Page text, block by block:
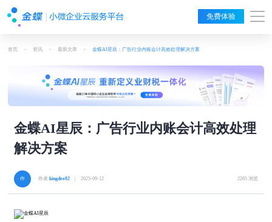
免费体验
首页 > 资讯 > 最新文章 > 金蝶AI星辰：广告行业内账会计高效处理解决方案
金蝶AI星辰：广告行业内账会计高效处理
解决方案
作者kingdee02 | 2025-09-12 2265 浏览